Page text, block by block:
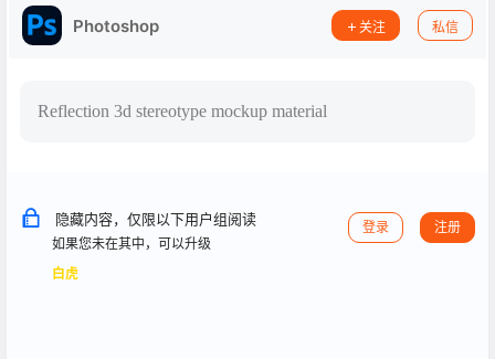
Photoshop 关注 私信
Reflection 3d stereotype mockup material
隐藏内容，仅限以下用户组阅读
如果您未在其中，可以升级
白虎
登录 注册